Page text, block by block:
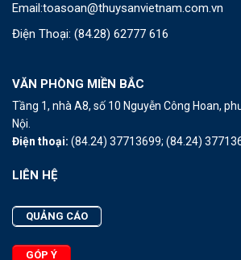
Email:toasoan@thuysanvietnam.com.vn
Điện Thoại: (84.28) 62777 616
VĂN PHÒNG MIỀN BẮC
Tầng 1, nhà A8, số 10 Nguyễn Công Hoan,
Nội.
Điện thoại: (84.24) 37713699; (84.24)
LIÊN HỆ
QUẢNG CÁO
GÓP Ý